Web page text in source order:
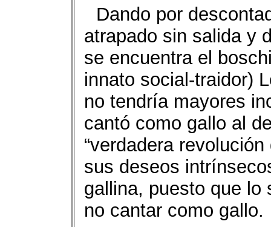
Dando por
atrapado sin salida y
se encuentra el
innato social-traidor)
no tendría mayores
cantó como gallo al
“verdadera
sus deseos
gallina, puesto que lo
no cantar como gallo.